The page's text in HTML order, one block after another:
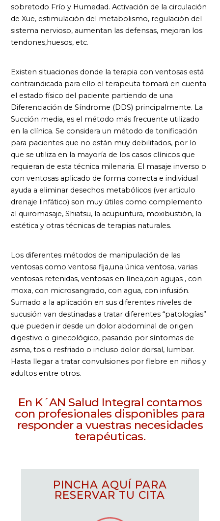
sobretodo Frío y Humedad. Activación de la circulación
de Xue, estimulación del metabolismo, regulación del
sistema nervioso, aumentan las defensas, mejoran los
tendones,huesos, etc.
Existen situaciones donde la terapia con ventosas está
contraindicada para ello el terapeuta tomará en cuenta
el estado físico del paciente partiendo de una
Diferenciación de Síndrome (DDS) principalmente. La
Succión media, es el método más frecuente utilizado
en la clínica. Se considera un método de tonificación
para pacientes que no están muy debilitados, por lo
que se utiliza en la mayoría de los casos clínicos que
requieran de esta técnica milenaria. El masaje inverso o
con ventosas aplicado de forma correcta e individual
ayuda a eliminar desechos metabólicos (ver articulo
drenaje linfático) son muy útiles como complemento
al quiromasaje, Shiatsu, la acupuntura, moxibustión, la
estética y otras técnicas de terapias naturales.
Los diferentes métodos de manipulación de las
ventosas como ventosa fija,una única ventosa, varias
ventosas retenidas, ventosas en línea,con agujas , con
moxa, con microsangrado, con agua, con infusión.
Sumado a la aplicación en sus diferentes niveles de
sucusión van destinadas a tratar diferentes “patologías”
que pueden ir desde un dolor abdominal de origen
digestivo o ginecológico, pasando por síntomas de
asma, tos o resfriado o incluso dolor dorsal, lumbar.
Hasta llegar a tratar convulsiones por fiebre en niños y
adultos entre otros.
En K´AN Salud Integral contamos
con profesionales disponibles para
responder a vuestras necesidades
terapéuticas.
PINCHA AQUÍ PARA
RESERVAR TU CITA